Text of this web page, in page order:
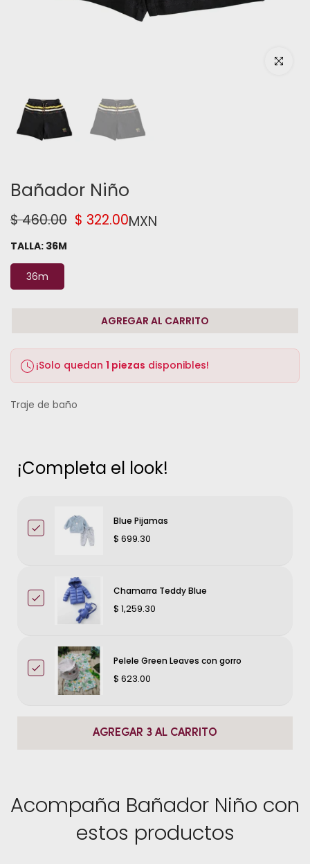
Haz clic
Bañador Niño
$ 460.00 $ 322.00MXN
TALLA: 36M
36m
AGREGAR AL CARRITO
¡Solo quedan 1 piezas disponibles!
Traje de baño
¡Completa el look!
Blue Pijamas
$ 699.30
Chamarra Teddy Blue
$ 1,259.30
Pelele Green Leaves con gorro
$ 623.00
AGREGAR 3 AL CARRITO
Acompaña Bañador Niño con
estos productos